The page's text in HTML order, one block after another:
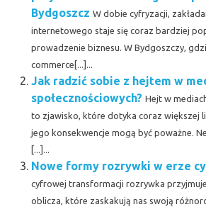
Bydgoszcz W dobie cyfryzacji,
internetowego staje się coraz bardziej
prowadzenie biznesu. W Bydgoszczy,
commerce[...]...
Jak radzić sobie z hejtem w
społecznościowych? Hejt w
to zjawisko, które dotyka coraz większej
jego konsekwencje mogą być poważne.
[...]...
Nowe formy rozrywki w erze
cyfrowej transformacji rozrywka
oblicza, które zaskakują nas swoją